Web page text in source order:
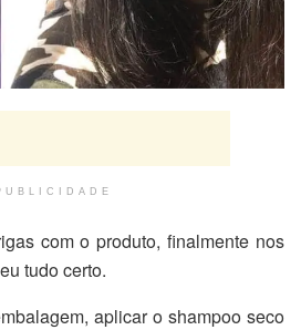
com o produto, finalmente nos
tudo certo.
aplicar o shampoo seco